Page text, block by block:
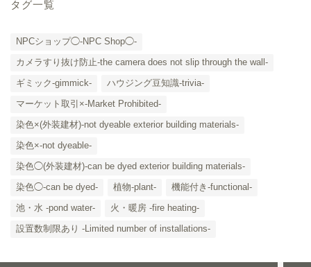
タグ一覧
NPCショップ◯-NPC Shop◯-
カメラすり抜け防止-the camera does not slip through the wall-
ギミック-gimmick-
ハウジング豆知識-trivia-
マーケット取引×-Market Prohibited-
染色×(外装建材)-not dyeable exterior building materials-
染色×-not dyeable-
染色◯(外装建材)-can be dyed exterior building materials-
染色◯-can be dyed-
植物-plant-
機能付き-functional-
池・水 -pond water-
火・暖房 -fire heating-
設置数制限あり -Limited number of installations-
Category List-
HOUSING COLLECTIONと
ご要望はコチラから